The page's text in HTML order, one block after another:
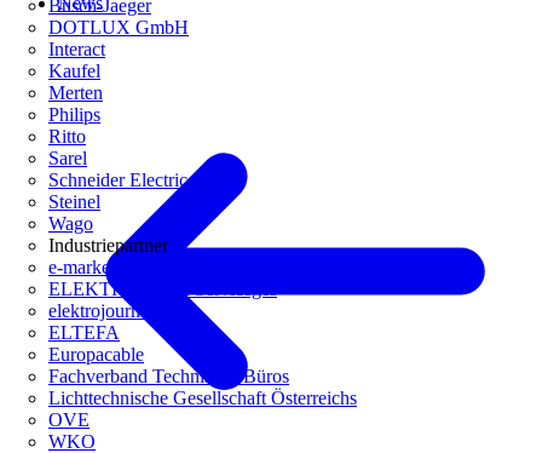
Busch-Jaeger
DOTLUX GmbH
Interact
Kaufel
Merten
Philips
Ritto
Sarel
Schneider Electric
Steinel
Wago
Industriepartner
e-marke
ELEKTRO Daten Serviceges
elektrojournal
ELTEFA
Europacable
Fachverband Technische Büros
Lichttechnische Gesellschaft Österreichs
OVE
WKO